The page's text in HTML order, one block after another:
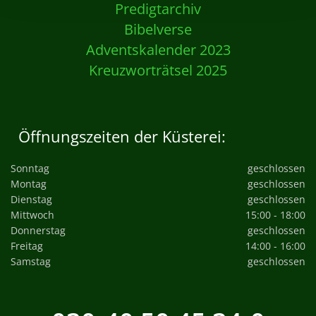
Predigtarchiv
Bibelverse
Adventskalender 2023
Kreuzworträtsel 2025
Öffnungszeiten der Küsterei:
Sonntag
geschlossen
Montag
geschlossen
Dienstag
geschlossen
Mittwoch
15:00 - 18:00
Donnerstag
geschlossen
Freitag
14:00 - 16:00
Samstag
geschlossen